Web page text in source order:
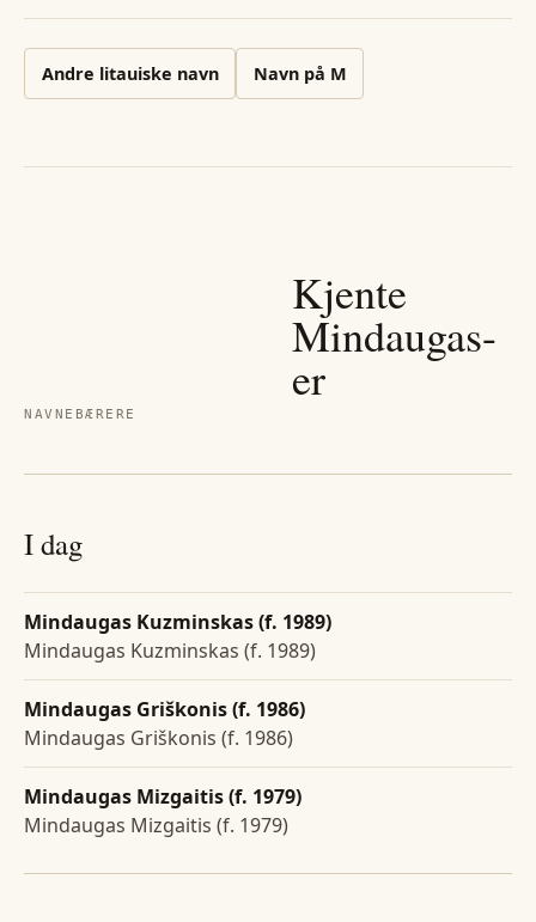
Andre litauiske navn Navn på M
NAVNEBÆRERE
Kjente
Mindaugas-
er
I dag
Mindaugas Kuzminskas (f. 1989)
Mindaugas Kuzminskas (f. 1989)
Mindaugas Griškonis (f. 1986)
Mindaugas Griškonis (f. 1986)
Mindaugas Mizgaitis (f. 1979)
Mindaugas Mizgaitis (f. 1979)